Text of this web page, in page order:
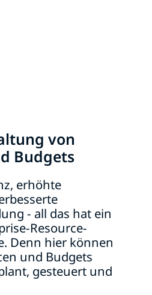
von
Budgets
erhöhte
- all das hat ein
Resource-
Denn hier können
und Budgets
gesteuert und